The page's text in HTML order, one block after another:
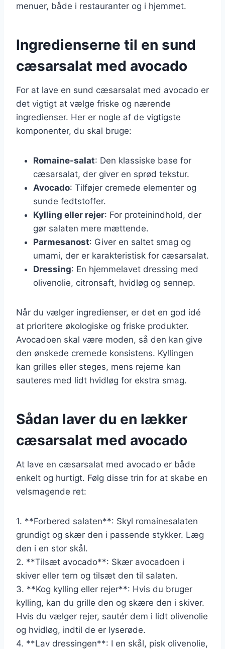
menuer, både i restauranter og i hjemmet.
Ingredienserne til en sund
cæsarsalat med avocado
For at lave en sund cæsarsalat med avocado er
det vigtigt at vælge friske og nærende
ingredienser. Her er nogle af de vigtigste
komponenter, du skal bruge:
Romaine-salat: Den klassiske base for
cæsarsalat, der giver en sprød tekstur.
Avocado: Tilføjer cremede elementer og
sunde fedtstoffer.
Kylling eller rejer: For proteinindhold, der
gør salaten mere mættende.
Parmesanost: Giver en saltet smag og
umami, der er karakteristisk for cæsarsalat.
Dressing: En hjemmelavet dressing med
olivenolie, citronsaft, hvidløg og sennep.
Når du vælger ingredienser, er det en god idé
at prioritere økologiske og friske produkter.
Avocadoen skal være moden, så den kan give
den ønskede cremede konsistens. Kyllingen
kan grilles eller steges, mens rejerne kan
sauteres med lidt hvidløg for ekstra smag.
Sådan laver du en lækker
cæsarsalat med avocado
At lave en cæsarsalat med avocado er både
enkelt og hurtigt. Følg disse trin for at skabe en
velsmagende ret:
1. **Forbered salaten**: Skyl romainesalaten
grundigt og skær den i passende stykker. Læg
den i en stor skål.
2. **Tilsæt avocado**: Skær avocadoen i
skiver eller tern og tilsæt den til salaten.
3. **Kog kylling eller rejer**: Hvis du bruger
kylling, kan du grille den og skære den i skiver.
Hvis du vælger rejer, sautér dem i lidt olivenolie
og hvidløg, indtil de er lyserøde.
4. **Lav dressingen**: I en skål, pisk olivenolie,